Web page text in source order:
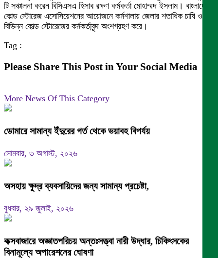
টি সঞ্চালনা করেন বিসিএসএ হিসাব রক্ষণ কর্মকর্তা মোহাম্মদ ইসলাম। বাংলাদেশ
কোল্ড স্টোরেজ এসোসিয়েশনের আয়োজনে কর্মশালায় জেলার শতাধিক চাষি ও
বিভিন্ন কোল্ড স্টোরেজের কর্মকর্তাবৃন্দ অংশগ্রহণ করে।
Tag :
Please Share This Post in Your Social Media
More News Of This Category
ডোমারে সামান্য ইঁদুরের গর্ত থেকে ভয়াবহ বিপর্যয়
সোমবার, ৩ অগাস্ট, ২০২৬
অসহায় ক্ষুদ্র ব্যবসায়িদের জন্য সামান্য প্রচেষ্টা,
বুধবার, ২৯ জুলাই, ২০২৬
কক্সবাজারে অজ্ঞাতপরিচয় অন্তঃসত্ত্বা নারী উদ্ধার, চিকিৎসকের
বিনামূল্যে অপারেশনের ঘোষণা